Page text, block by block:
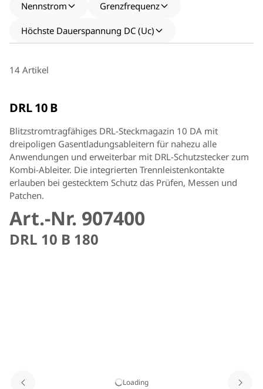
Nennstrom Grenzfrequenz
Höchste Dauerspannung DC (Uc)
14 Artikel
DRL 10 B
Blitzstromtragfähiges DRL-Steckmagazin 10 DA mit
dreipoligen Gasentladungsableitern für nahezu alle
Anwendungen und erweiterbar mit DRL-Schutzstecker zum
Kombi-Ableiter. Die integrierten Trennleistenkontakte
erlauben bei gestecktem Schutz das Prüfen, Messen und
Patchen.
Art.-Nr. 907400
DRL 10 B 180
Loading